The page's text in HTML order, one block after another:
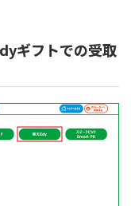
ギフトでの受取